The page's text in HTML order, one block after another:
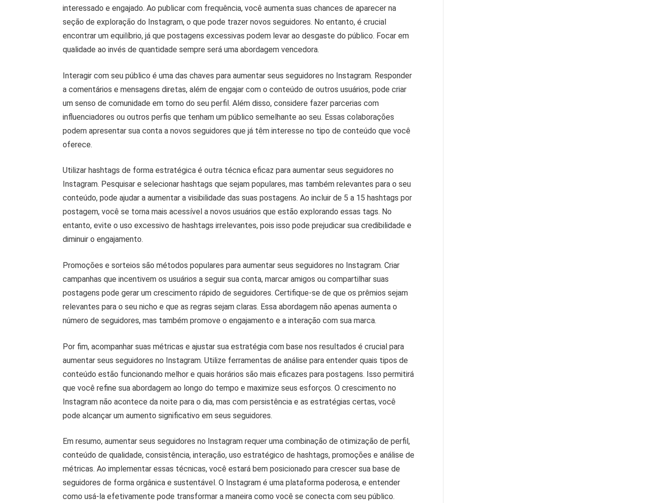
interessado e engajado. Ao publicar com frequência, você aumenta suas chances de aparecer na
seção de exploração do Instagram, o que pode trazer novos seguidores. No entanto, é crucial
encontrar um equilíbrio, já que postagens excessivas podem levar ao desgaste do público. Focar em
qualidade ao invés de quantidade sempre será uma abordagem vencedora.
Interagir com seu público é uma das chaves para aumentar seus seguidores no Instagram. Responder
a comentários e mensagens diretas, além de engajar com o conteúdo de outros usuários, pode criar
um senso de comunidade em torno do seu perfil. Além disso, considere fazer parcerias com
influenciadores ou outros perfis que tenham um público semelhante ao seu. Essas colaborações
podem apresentar sua conta a novos seguidores que já têm interesse no tipo de conteúdo que você
oferece.
Utilizar hashtags de forma estratégica é outra técnica eficaz para aumentar seus seguidores no
Instagram. Pesquisar e selecionar hashtags que sejam populares, mas também relevantes para o seu
conteúdo, pode ajudar a aumentar a visibilidade das suas postagens. Ao incluir de 5 a 15 hashtags por
postagem, você se torna mais acessível a novos usuários que estão explorando essas tags. No
entanto, evite o uso excessivo de hashtags irrelevantes, pois isso pode prejudicar sua credibilidade e
diminuir o engajamento.
Promoções e sorteios são métodos populares para aumentar seus seguidores no Instagram. Criar
campanhas que incentivem os usuários a seguir sua conta, marcar amigos ou compartilhar suas
postagens pode gerar um crescimento rápido de seguidores. Certifique-se de que os prêmios sejam
relevantes para o seu nicho e que as regras sejam claras. Essa abordagem não apenas aumenta o
número de seguidores, mas também promove o engajamento e a interação com sua marca.
Por fim, acompanhar suas métricas e ajustar sua estratégia com base nos resultados é crucial para
aumentar seus seguidores no Instagram. Utilize ferramentas de análise para entender quais tipos de
conteúdo estão funcionando melhor e quais horários são mais eficazes para postagens. Isso permitirá
que você refine sua abordagem ao longo do tempo e maximize seus esforços. O crescimento no
Instagram não acontece da noite para o dia, mas com persistência e as estratégias certas, você
pode alcançar um aumento significativo em seus seguidores.
Em resumo, aumentar seus seguidores no Instagram requer uma combinação de otimização de perfil,
conteúdo de qualidade, consistência, interação, uso estratégico de hashtags, promoções e análise de
métricas. Ao implementar essas técnicas, você estará bem posicionado para crescer sua base de
seguidores de forma orgânica e sustentável. O Instagram é uma plataforma poderosa, e entender
como usá-la efetivamente pode transformar a maneira como você se conecta com seu público.